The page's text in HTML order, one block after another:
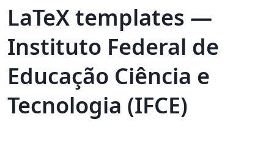
LaTeX templates —
Instituto Federal de
Educação Ciência e
Tecnologia (IFCE)